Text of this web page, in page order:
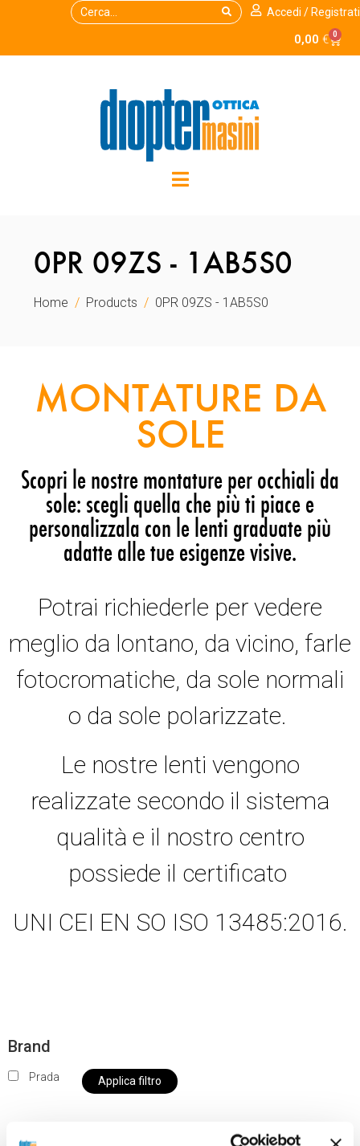
Accedi / Registrati
0,00 € 0
0PR 09ZS - 1AB5S0
Home Products 0PR 09ZS - 1AB5S0
MONTATURE DA
SOLE
Scopri le nostre montature per occhiali da
sole: scegli quella che più ti piace e
personalizzala con le lenti graduate più
adatte alle tue esigenze visive.
Potrai richiederle per vedere
meglio da lontano, da vicino, farle
fotocromatiche, da sole normali
o da sole polarizzate.
Le nostre lenti vengono
realizzate secondo il sistema
qualità e il nostro centro
possiede il certificato
UNI CEI EN SO ISO 13485:2016.
Brand
Prada Applica filtro